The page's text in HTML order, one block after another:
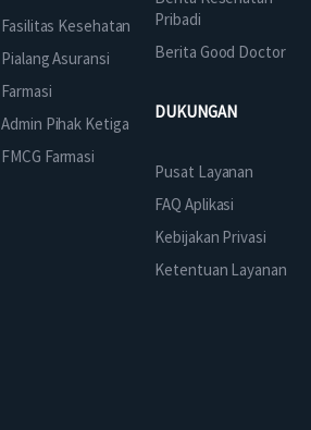
Fasilitas Kesehatan
Pialang Asuransi
Farmasi
Admin Pihak Ketiga
FMCG Farmasi
Pribadi
Berita Good Doctor
DUKUNGAN
Pusat Layanan
FAQ Aplikasi
Kebijakan Privasi
Ketentuan Layanan